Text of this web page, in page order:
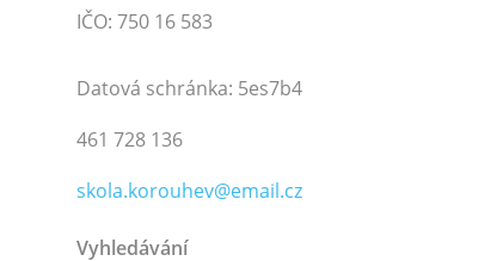
IČO: 750 16 583
Datová schránka: 5es7b4
461 728 136
skola.korouhev@email.cz
Vyhledávání